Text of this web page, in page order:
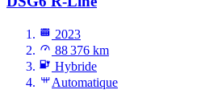
2023
88 376 km
Hybride
Automatique